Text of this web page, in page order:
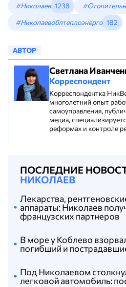
#Николаев 1238
#Николаевоблтеплоэнерго 182
АВТОР
Светлана
Корреспондент
Корреспондентка
многолетний опыт
самоуправления,
медиа,
реформах и контроле
ПОСЛЕДНИЕ
НИКОЛАЕВ
Под Николаевом
легковой автомобиль:
В море у Коблево
погибший и
Лекарства,
аппараты: Николаев
французских партнеров